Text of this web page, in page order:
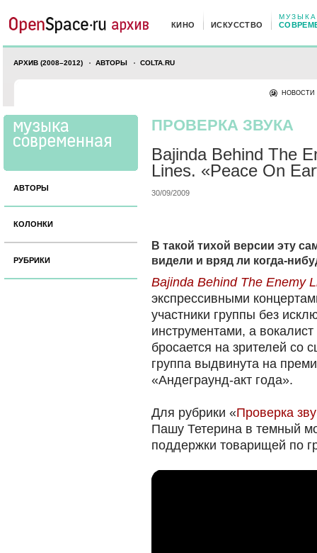
КИНО ИСКУССТВО
МУЗЫКА
АРХИВ (2008–2012) АВТОРЫ COLTA.RU
НОВОСТИ
АВТОРЫ
КОЛОНКИ
РУБРИКИ
ПРОВЕРКА ЗВУКА
Bajinda Behind The
Lines. «Peace On
30/09/2009
В такой тихой версии эту
видели и вряд ли когда-
Bajinda Behind The Enemy
экспрессивными
участники группы без
инструментами, а
бросается на зрителей со
группа выдвинута на
«Андеграунд-акт года».
Для рубрики «Проверка
Пашу Тетерина в темный
поддержки товарищей по